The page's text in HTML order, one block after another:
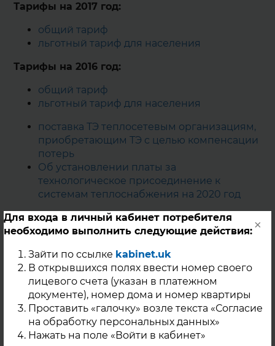
Для входа в личный кабинет потребителя
необходимо выполнить следующие действия:
Зайти по ссылке kabinet.uk
В открывшихся полях ввести номер своего
лицевого счета (указан в платежном
документе), номер дома и номер квартиры
Проставить «галочку» возле текста «Согласие
на обработку персональных данных»
Нажать на поле «Войти в кабинет»
×
Тарифы на 2017 год:
общий тариф
льготный тариф для населения
Тарифы на 2016 год:
общий тариф
льготный тариф для населения
поставка ТЭ теплосетевым организациям,
приобретающим ТЭ с целью компенсации
потерь
Об установлении платы за
технологическое присоединение к
системам теплоснабжения на 2020 год
Постановление ЕТО 85-21 от 18.12.201
(установления платы за подключения к
ПОСТАНОВЛЕНИЕ №20/5 от 23.04.18г.
МТРиЭ "об утверждении норматива
удельного расхода топлива на
отпущенную электрическую и тепловую
энергию ООО "Перспектива"
ПОСТАНОВЛЕНИЕ №39/2 от 12.07.18г. "об
утверждении нормативов